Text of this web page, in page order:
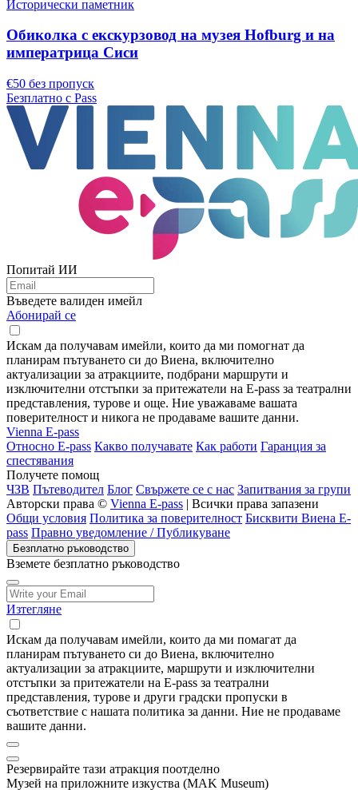
Исторически паметник
Обиколка с екскурзовод на музея Hofburg и на
императрица Сиси
€50 без пропуск
Безплатно с Pass
Попитай ИИ
Въведете валиден имейл
Абонирай се
Искам да получавам имейли, които да ми помогнат да
планирам пътуването си до Виена, включително
актуализации за атракциите, подбрани маршрути и
изключителни отстъпки за притежатели на E-pass за театрални
представления, турове и още. Ние уважаваме вашата
поверителност и никога не продаваме вашите данни.
Vienna E-pass
Относно E-pass Какво получавате Как работи Гаранция за
спестявания
Получете помощ
ЧЗВ Пътеводител Блог Свържете се с нас Запитвания за групи
Авторски права © Vienna E-pass | Всички права запазени
Общи условия Политика за поверителност Бисквити Виена E-
pass Правно уведомление / Публикуване
Безплатно ръководство
Вземете безплатно ръководство
Изтегляне
Искам да получавам имейли, които да ми помагат да
планирам пътуването си до Виена, включително
актуализации за атракциите, маршрути и изключителни
отстъпки за притежатели на E-pass за театрални
представления, турове и други градски пропуски в
съответствие с нашата политика за данни. Ние не продаваме
вашите данни.
Резервирайте тази атракция поотделно
Музей на приложните изкуства (MAK Museum)